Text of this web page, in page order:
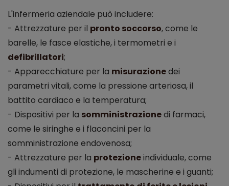
L'infermeria aziendale può includere:
- Attrezzature per il pronto soccorso, come le
barelle, le fasce elastiche, i termometri e i
defibrillatori;
- Apparecchiature per la misurazionedei
parametri vitali, come la pressione arteriosa, il
battito cardiaco e la temperatura;
- Dispositivi per la somministrazionedi farmaci,
come le siringhe e i flaconcini per la
somministrazione endovenosa;
- Attrezzature per la protezioneindividuale, come
gli indumenti di protezione, le mascherine e i guanti;